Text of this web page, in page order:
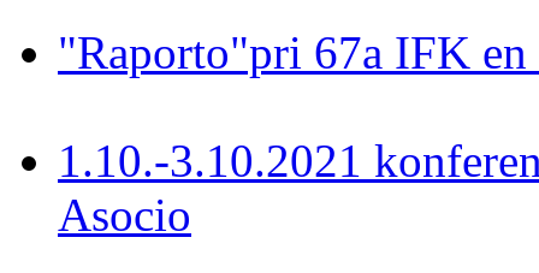
"Raporto"pri 67a IFK
1.10.-3.10.2021
Asocio